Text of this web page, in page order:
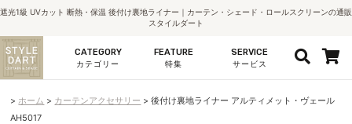
遮光1級 UVカット 断熱・保温 後付け裏地ライナー｜カーテン・シェード・ロールスクリーンの通販
スタイルダート
CATEGORY
カテゴリー
FEATURE
特集
SERVICE
サービス
ホーム カーテンアクセサリー
後付け裏地ライナー アルティメット・ヴェール
AH5017